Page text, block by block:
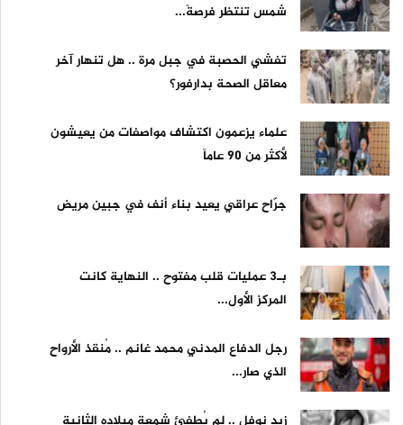
شمس تنتظر فرصةً...
تفشي الحصبة في جبل مرة .. هل تنهار آخر
معاقل الصحة بدارفور؟
علماء يزعمون اكتشاف مواصفات من يعيشون
لأكثر من 90 عاماً
جرّاح عراقي يعيد بناء أنف في جبين مريض
بـ3 عمليات قلب مفتوح .. النهاية كانت
المركز الأول...
رجل الدفاع المدني محمد غانم .. مُنقذ الأرواح
الذي صار...